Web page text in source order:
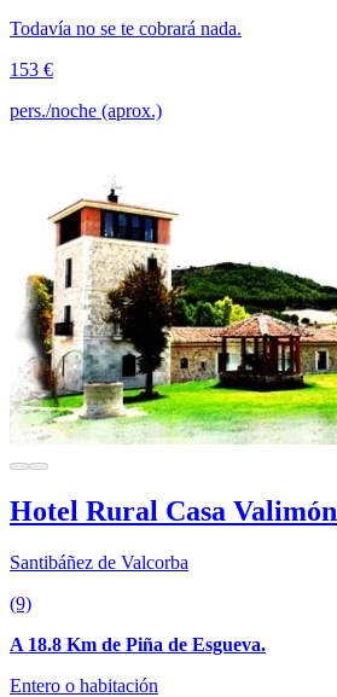
Todavía no se te cobrará nada.
153 €
pers./noche (aprox.)
Hotel Rural Casa Valimón
Santibáñez de Valcorba
(9)
A 18.8 Km de Piña de Esgueva.
Entero o habitación